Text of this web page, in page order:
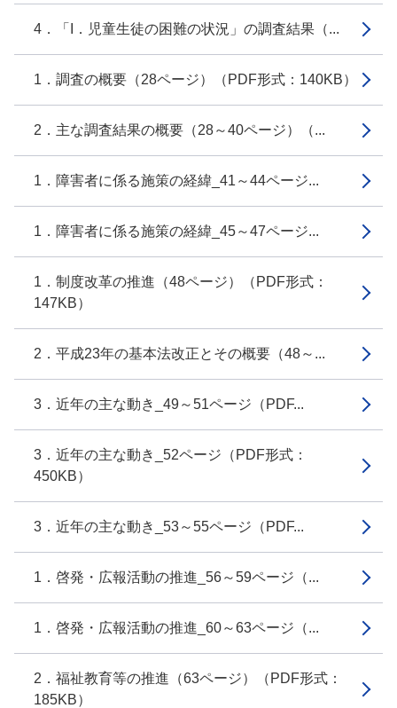
4．「I．児童生徒の困難の状況」の調査結果（...
1．調査の概要（28ページ）（PDF形式：140KB）
2．主な調査結果の概要（28～40ページ）（...
1．障害者に係る施策の経緯_41～44ページ...
1．障害者に係る施策の経緯_45～47ページ...
1．制度改革の推進（48ページ）（PDF形式：
147KB）
2．平成23年の基本法改正とその概要（48～...
3．近年の主な動き_49～51ページ（PDF...
3．近年の主な動き_52ページ（PDF形式：
450KB）
3．近年の主な動き_53～55ページ（PDF...
1．啓発・広報活動の推進_56～59ページ（...
1．啓発・広報活動の推進_60～63ページ（...
2．福祉教育等の推進（63ページ）（PDF形式：
185KB）